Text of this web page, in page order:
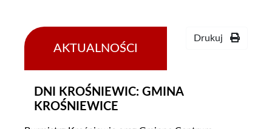
AKTUALNOŚCI
Drukuj
05-
2019
DNI KROŚNIEWIC: GMINA
KROŚNIEWICE